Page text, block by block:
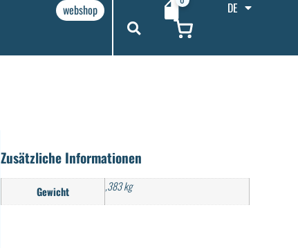
webshop DE
Zusätzliche Informationen
Gewicht ,383 kg